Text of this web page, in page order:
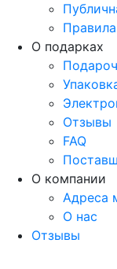
О подарках
Отзывы
FAQ
О компании
Адреса
О нас
Отзывы